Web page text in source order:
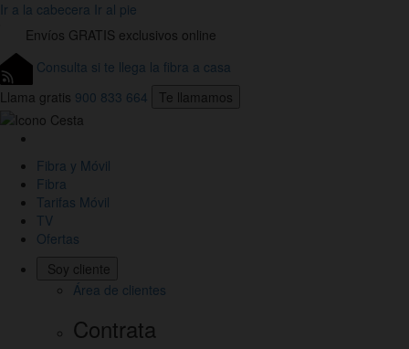
Ir a la cabecera Ir al pie
Envíos GRATIS exclusivos online
Consulta si te llega la fibra a casa
Llama gratis 900 833 664 Te llamamos
Home
de
Jazztel
Fibra y Móvil
Fibra
Tarifas Móvil
TV
Ofertas
Soy cliente
Área de clientes
Contrata